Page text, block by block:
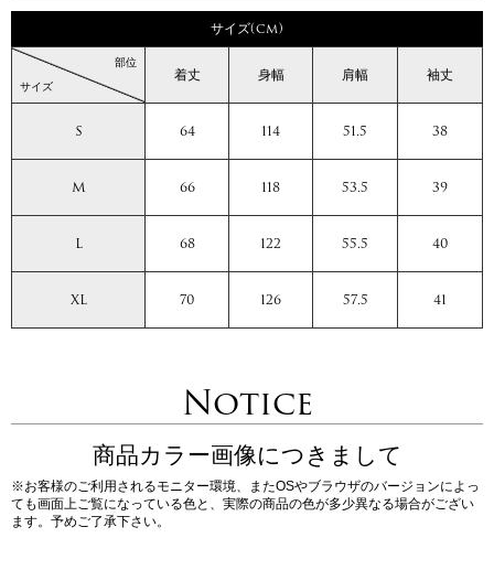
サイズ(cm)
サイズ
部位
着丈 身幅 肩幅 袖丈
S 64 114 51.5 38
M 66 118 53.5 39
L 68 122 55.5 40
XL 70 126 57.5 41
Notice
商品カラー画像につきまして
※お客様のご利用されるモニター環境、またOSやブラウザのバージョンによっ
ても画面上ご覧になっている色と、実際の商品の色が多少異なる場合がござい
ます。予めご了承下さい。